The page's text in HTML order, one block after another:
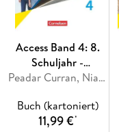
Access Band 4: 8.
Schuljahr -
Allgemeine Ausgabe
mit digitalen Medien
Peadar Curran, Niamh Humphreys, Isabel Otto, Petra Bauerschmidt
Buch (kartoniert)
11,99 €*